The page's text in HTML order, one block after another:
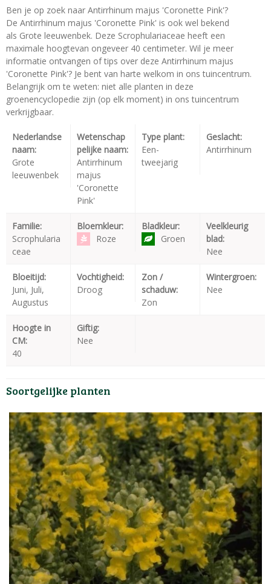
Ben je op zoek naar Antirrhinum majus 'Coronette Pink'?
De Antirrhinum majus 'Coronette Pink' is ook wel bekend
als Grote leeuwenbek. Deze Scrophulariaceae heeft een
maximale hoogtevan ongeveer 40 centimeter. Wil je meer
informatie ontvangen of tips over deze Antirrhinum majus
'Coronette Pink'? Je bent van harte welkom in ons tuincentrum.
Belangrijk om te weten: niet alle planten in deze
groenencyclopedie zijn (op elk moment) in ons tuincentrum
verkrijgbaar.
Nederlandse
naam:
Grote
leeuwenbek
Wetenschap
pelijke naam:
Antirrhinum
majus
'Coronette
Pink'
Type plant:
Een-
tweejarig
Geslacht:
Antirrhinum
Familie:
Scrophularia
ceae
Bloemkleur:
Roze
Bladkleur:
Groen
Veelkleurig
blad:
Nee
Bloeitijd:
Juni, Juli,
Augustus
Vochtigheid:
Droog
Zon /
schaduw:
Zon
Wintergroen:
Nee
Hoogte in
CM:
40
Giftig:
Nee
Soortgelijke planten